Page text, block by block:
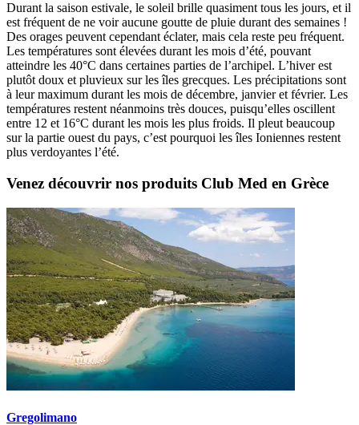
Durant la saison estivale, le soleil brille quasiment tous les jours, et il
est fréquent de ne voir aucune goutte de pluie durant des semaines !
Des orages peuvent cependant éclater, mais cela reste peu fréquent.
Les températures sont élevées durant les mois d’été, pouvant
atteindre les 40°C dans certaines parties de l’archipel. L’hiver est
plutôt doux et pluvieux sur les îles grecques. Les précipitations sont
à leur maximum durant les mois de décembre, janvier et février. Les
températures restent néanmoins très douces, puisqu’elles oscillent
entre 12 et 16°C durant les mois les plus froids. Il pleut beaucoup
sur la partie ouest du pays, c’est pourquoi les îles Ioniennes restent
plus verdoyantes l’été.
Venez découvrir nos produits Club Med en Grèce
Gregolimano